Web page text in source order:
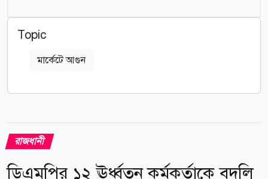
Topic
মার্কেটে আগুন
রাজধানী
ডিএমপির ১২ ঊর্ধ্বতন কর্মকর্তাকে বদলি